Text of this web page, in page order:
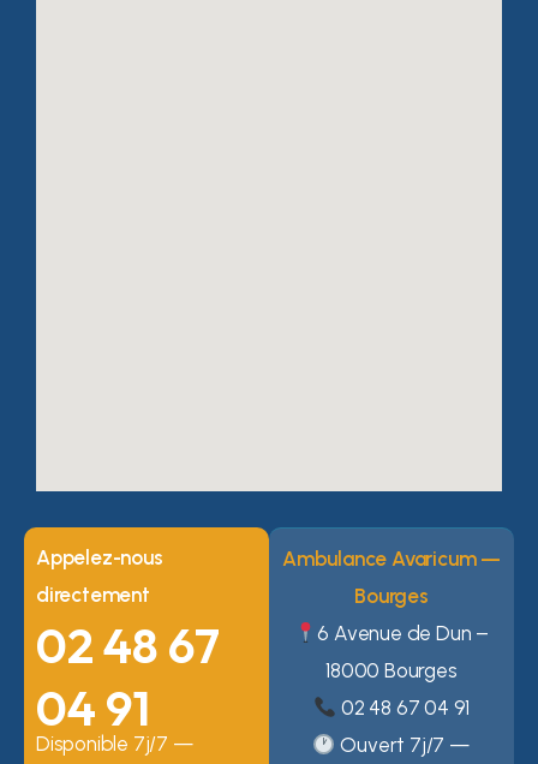
Appelez-nous
directement
02 48 67
04 91
Disponible 7j/7 —
Ambulance Avaricum —
Bourges
6 Avenue de Dun –
18000 Bourges
02 48 67 04 91
Ouvert 7j/7 —